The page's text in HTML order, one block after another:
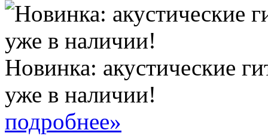
Новинка: акустические
уже в наличии!
подробнее»